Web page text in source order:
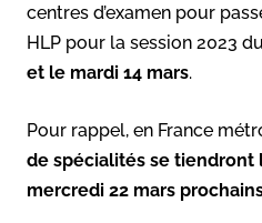
centres d’examen pour
HLP pour la session 2023
et le mardi 14 mars.
Pour rappel, en France
de spécialités se tiendront
mercredi 22 mars